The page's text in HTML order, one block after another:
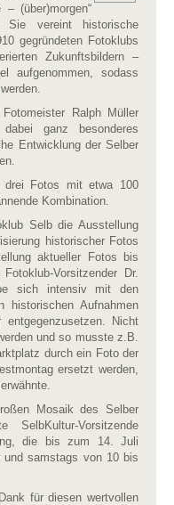
(über)morgen“
Sie vereint historische
gegründeten Fotoklubs
Zukunftsbildern –
aufgenommen, sodass
Ralph Müller
ganz besonderes
Entwicklung der Selber
drei Fotos mit etwa 100
Kombination.
Selb die Ausstellung
historischer Fotos
aktueller Fotos bis
Vorsitzender Dr.
sich intensiv mit den
historischen Aufnahmen
entgegenzusetzen. Nicht
und so musste z.B.
durch ein Foto der
ersetzt werden,
Mosaik des Selber
SelbKultur-Vorsitzende
die bis zum 14. Juli
samstags von 10 bis
für diesen wertvollen